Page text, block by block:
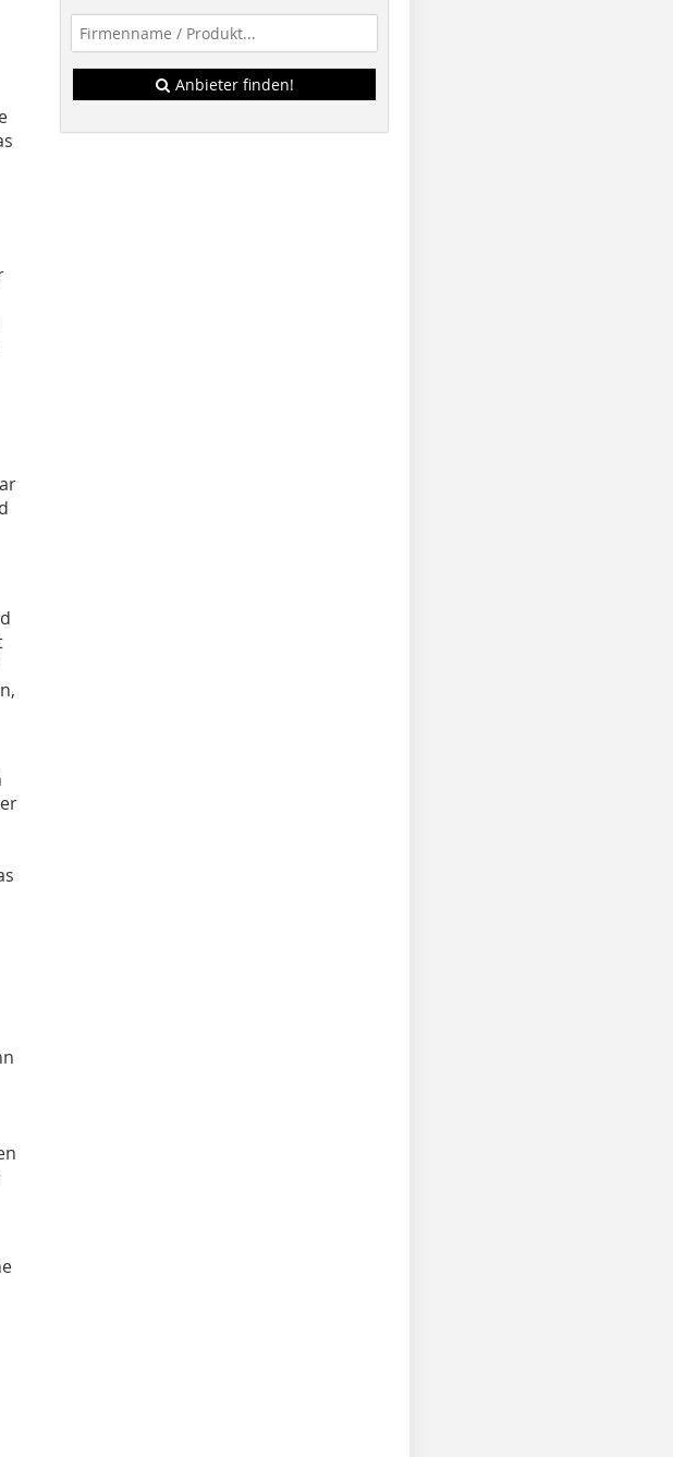
Anbieter finden!